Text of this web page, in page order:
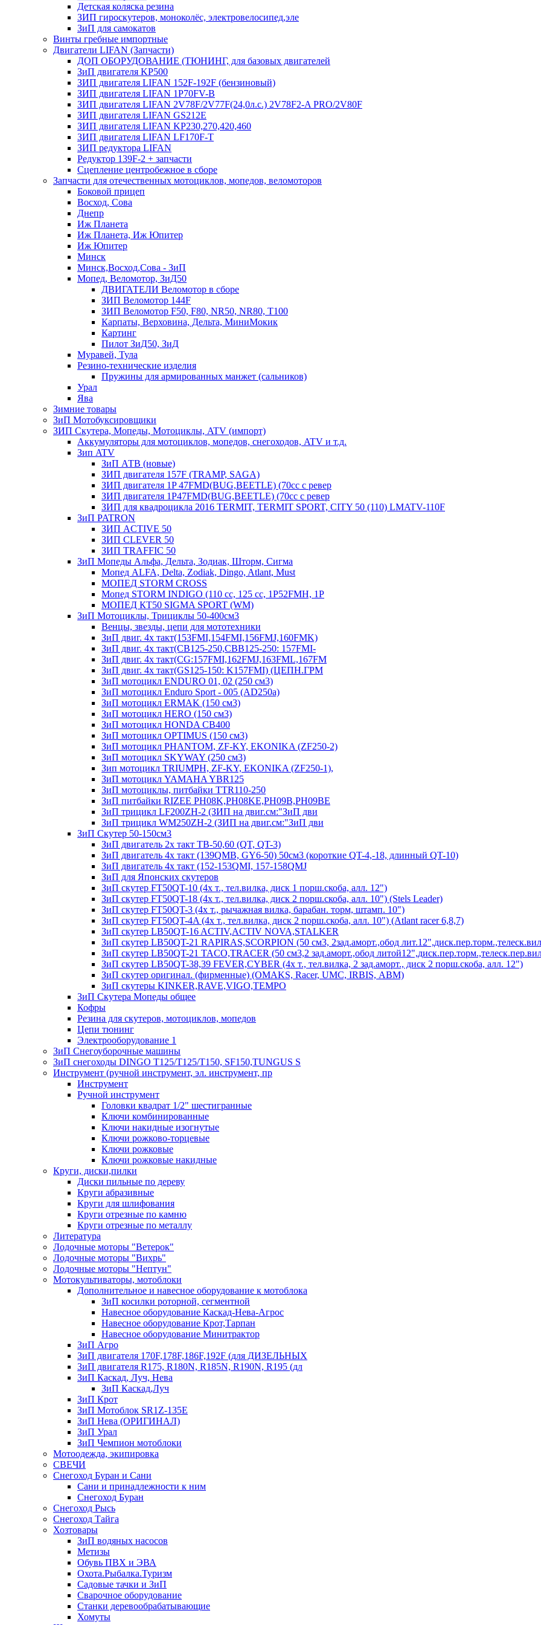
Детская коляска резина
ЗИП гироскутеров, моноколёс, электровелосипед,эле
ЗиП для самокатов
Винты гребные импортные
Двигатели LIFAN (Запчасти)
ДОП ОБОРУДОВАНИЕ (ТЮНИНГ, для базовых двигателей
ЗиП двигателя KP500
ЗИП двигателя LIFAN 152F-192F (бензиновый)
ЗИП двигателя LIFAN 1P70FV-B
ЗИП двигателя LIFAN 2V78F/2V77F(24,0л.с.) 2V78F2-A PRO/2V80F
ЗИП двигателя LIFAN GS212E
ЗИП двигателя LIFAN KP230,270,420,460
ЗИП двигателя LIFAN LF170F-T
ЗИП редуктора LIFAN
Редуктор 139F-2 + запчасти
Сцепление центробежное в сборе
Запчасти для отечественных мотоциклов, мопедов, веломоторов
Боковой прицеп
Восход, Сова
Днепр
Иж Планета
Иж Планета, Иж Юпитер
Иж Юпитер
Минск
Минск,Восход,Сова - ЗиП
Мопед, Веломотор, ЗиД50
ДВИГАТЕЛИ Веломотор в сборе
ЗИП Веломотор 144F
ЗИП Веломотор F50, F80, NR50, NR80, T100
Карпаты, Верховина, Дельта, МиниМокик
Картинг
Пилот ЗиД50, ЗиД
Муравей, Тула
Резино-технические изделия
Пружины для армированных манжет (сальников)
Урал
Ява
Зимние товары
ЗиП Мотобуксировщики
ЗИП Скутера, Мопеды, Мотоциклы, ATV (импорт)
Аккумуляторы для мотоциклов, мопедов, снегоходов, ATV и т.д.
Зип ATV
ЗиП АТВ (новые)
ЗИП двигателя 157F (TRAMP, SAGA)
ЗИП двигателя 1P 47FMD(BUG,BEETLE) (70cc с ревер
ЗИП двигателя 1P47FMD(BUG,BEETLE) (70cc с ревер
ЗИП для квадроцикла 2016 TERMIT, TERMIT SPORT, CITY 50 (110) LMATV-110F
ЗиП PATRON
ЗИП ACTIVE 50
ЗИП CLEVER 50
ЗИП TRAFFIC 50
ЗиП Мопеды Альфа, Дельта, Зодиак, Шторм, Сигма
Мопед ALFA, Delta, Zodiak, Dingo, Atlant, Must
МОПЕД STORM CROSS
Мопед STORM INDIGO (110 сс, 125 cc, 1P52FMH, 1P
МОПЕД КТ50 SIGMA SPORT (WM)
ЗиП Мотоциклы, Трициклы 50-400см3
Венцы, звезды, цепи для мототехники
ЗиП двиг. 4х такт(153FMI,154FMI,156FMJ,160FMK)
ЗиП двиг. 4х такт(CB125-250,CBB125-250: 157FMI-
ЗиП двиг. 4х такт(CG:157FMI,162FMJ,163FML,167FM
ЗиП двиг. 4х такт(GS125-150: K157FMI) (ЦЕПН.ГРМ
ЗиП мотоцикл ENDURO 01, 02 (250 см3)
ЗиП мотоцикл Enduro Sport - 005 (AD250a)
ЗиП мотоцикл ERMAK (150 см3)
ЗиП мотоцикл HERO (150 см3)
ЗиП мотоцикл HONDA CB400
ЗиП мотоцикл OPTIMUS (150 см3)
ЗиП мотоцикл PHANTOM, ZF-KY, EKONIKA (ZF250-2)
ЗиП мотоцикл SKYWAY (250 см3)
Зип мотоцикл TRIUMPH, ZF-KY, EKONIKA (ZF250-1),
ЗиП мотоцикл YAMAHA YBR125
ЗиП мотоциклы, питбайки TTR110-250
ЗиП питбайки RIZEE PH08K,PH08KE,PH09B,PH09BE
ЗиП трицикл LF200ZH-2 (ЗИП на двиг.см:"ЗиП дви
ЗиП трицикл WM250ZH-2 (ЗИП на двиг.см:"ЗиП дви
ЗиП Скутер 50-150см3
ЗиП двигатель 2х такт ТВ-50,60 (QT, QT-3)
ЗиП двигатель 4х такт (139QMB, GY6-50) 50см3 (короткие QT-4,-18, длинный QT-10)
ЗиП двигатель 4х такт (152-153QMI, 157-158QMJ
ЗиП для Японских скутеров
ЗиП скутер FT50QT-10 (4х т., тел.вилка, диск 1 порш.скоба, алл. 12")
ЗиП скутер FT50QT-18 (4х т., тел.вилка, диск 2 порш.скоба, алл. 10") (Stels Leader)
ЗиП скутер FT50QT-3 (4х т., рычажная вилка, барабан. торм, штамп. 10")
ЗиП скутер FT50QT-4A (4х т., тел.вилка, диск 2 порш.скоба, алл. 10") (Atlant racer 6,8,7)
ЗиП скутер LB50QT-16 ACTIV,ACTIV NOVA,STALKER
ЗиП скутер LB50QT-21 RAPIRAS,SCORPION (50 см3, 2зад.аморт.,обод
ЗиП скутер LB50QT-21 TACO,TRACER (50 см3,2 зад.аморт.,обод
ЗиП скутер LB50QT-38,39 FEVER,CYBER (4х т., тел.вилка, 2 зад.аморт., диск 2 порш.скоба, алл. 12")
ЗиП скутер оригинал. (фирменные) (OMAKS, Racer, UMC, IRBIS, АВМ)
ЗиП скутеры KINKER,RAVE,VIGO,TEMPO
ЗиП Скутера Мопеды общее
Кофры
Резина для скутеров, мотоциклов, мопедов
Цепи тюнинг
Электрооборудование 1
ЗиП Снегоуборочные машины
ЗиП снегоходы DINGO T125/T125/T150, SF150,TUNGUS S
Инструмент (ручной инструмент, эл. инструмент, пр
Инструмент
Ручной инструмент
Головки квадрат 1/2" шестигранные
Ключи комбинированные
Ключи накидные изогнутые
Ключи рожково-торцевые
Ключи рожковые
Ключи рожковые накидные
Круги, диски,пилки
Диски пильные по дереву
Круги абразивные
Круги для шлифования
Круги отрезные по камню
Круги отрезные по металлу
Литература
Лодочные моторы "Ветерок"
Лодочные моторы "Вихрь"
Лодочные моторы "Нептун"
Мотокультиваторы, мотоблоки
Дополнительное и навесное оборудование к мотоблока
ЗиП косилки роторной, сегментной
Навесное оборудование Каскад-Нева-Агрос
Навесное оборудование Крот,Тарпан
Навесное оборудование Минитрактор
ЗиП Агро
ЗиП двигателя 170F,178F,186F,192F (для ДИЗЕЛЬНЫХ
ЗиП двигателя R175, R180N, R185N, R190N, R195 (дл
ЗиП Каскад, Луч, Нева
ЗиП Каскад,Луч
ЗиП Крот
ЗиП Мотоблок SR1Z-135E
ЗиП Нева (ОРИГИНАЛ)
ЗиП Урал
ЗиП Чемпион мотоблоки
Мотоодежда, экипировка
СВЕЧИ
Снегоход Буран и Сани
Сани и принадлежности к ним
Снегоход Буран
Снегоход Рысь
Снегоход Тайга
Хозтовары
ЗиП водяных насосов
Метизы
Обувь ПВХ и ЭВА
Охота.Рыбалка.Туризм
Садовые тачки и ЗиП
Сварочное оборудование
Станки деревообрабатывающие
Хомуты